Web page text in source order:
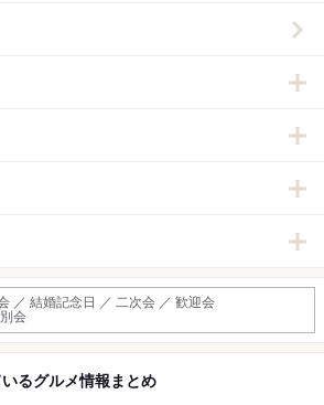
／ 結婚記念日 ／ 二次会 ／ 歓迎会
会
るグルメ情報まとめ